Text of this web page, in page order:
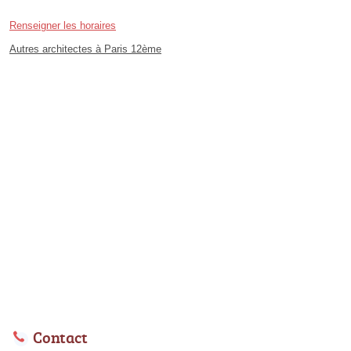
Renseigner les horaires
Autres architectes à Paris 12ème
Contact